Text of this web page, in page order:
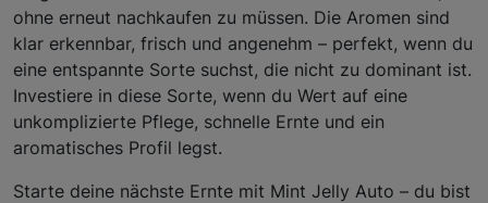
ohne erneut nachkaufen zu müssen. Die Aromen sind
klar erkennbar, frisch und angenehm – perfekt, wenn du
eine entspannte Sorte suchst, die nicht zu dominant ist.
Investiere in diese Sorte, wenn du Wert auf eine
unkomplizierte Pflege, schnelle Ernte und ein
aromatisches Profil legst.
Starte deine nächste Ernte mit Mint Jelly Auto – du bist